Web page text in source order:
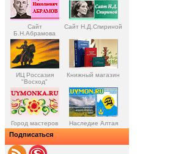
Сайт
Б.Н.Абрамова
Сайт Н.Д.Спириной
ИЦ Россазия
"Восход"
Книжный магазин
Город мастеров Наследие Алтая
Подписаться